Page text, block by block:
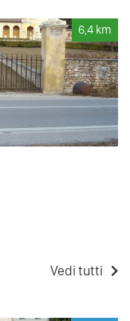
6,4 km
Vedi tutti